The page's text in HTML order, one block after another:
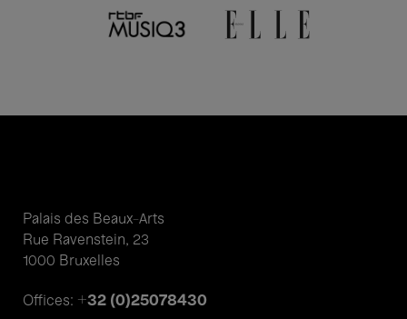
Palais des Beaux-Arts
Rue Ravenstein, 23
1000 Bruxelles
Offices: +32 (0)25078430